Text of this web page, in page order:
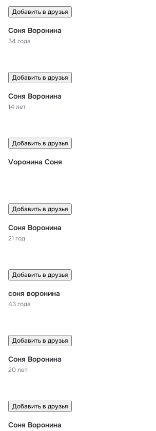
Добавить в друзья
Соня Воронина
34 года
Добавить в друзья
Соня Воронина
14 лет
Добавить в друзья
Vоронина Соня
Добавить в друзья
Соня Воронина
21 год
Добавить в друзья
соня воронина
43 года
Добавить в друзья
Соня Воронина
20 лет
Добавить в друзья
Соня Воронина